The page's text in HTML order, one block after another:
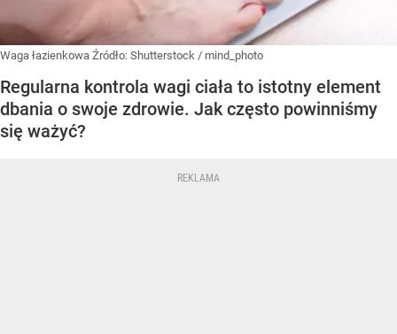
Waga łazienkowa Źródło: Shutterstock / mind_photo
Regularna kontrola wagi ciała to istotny element
dbania o swoje zdrowie. Jak często powinniśmy
się ważyć?